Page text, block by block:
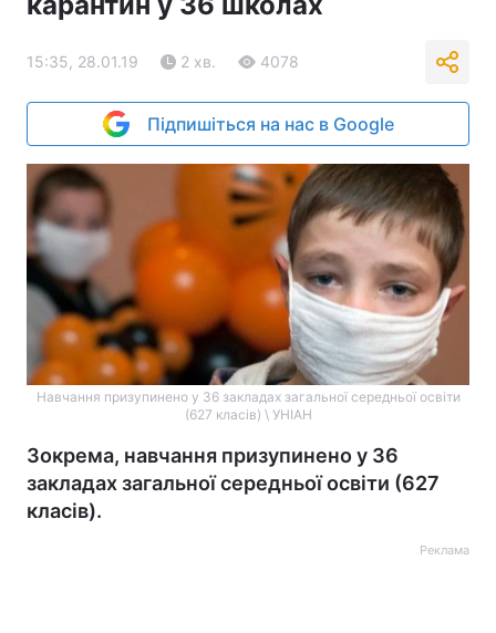
15:35, 28.01.19 2 хв. 4078
Підпишіться на нас в Google
Навчання призупинено у 36 закладах загальної середньої освіти
(627 класів) \ УНІАН
Зокрема, навчання призупинено у 36
закладах загальної середньої освіти (627
класів).
Реклама